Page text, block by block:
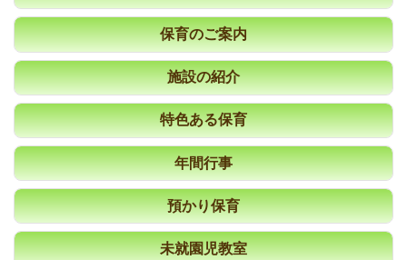
保育のご案内
施設の紹介
特色ある保育
年間行事
預かり保育
未就園児教室